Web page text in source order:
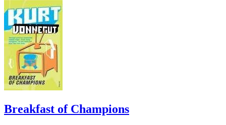
Breakfast of Champions